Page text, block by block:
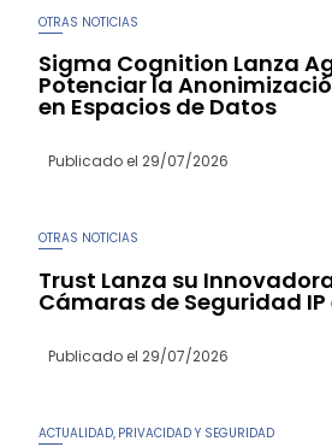
OTRAS NOTICIAS
Sigma Cognition Lanza
Potenciar la
en Espacios de Datos
Publicado el 29/07/2026
OTRAS NOTICIAS
Trust Lanza su
Cámaras de Seguridad IP
Publicado el 29/07/2026
ACTUALIDAD PRIVACIDAD Y SEGURIDAD